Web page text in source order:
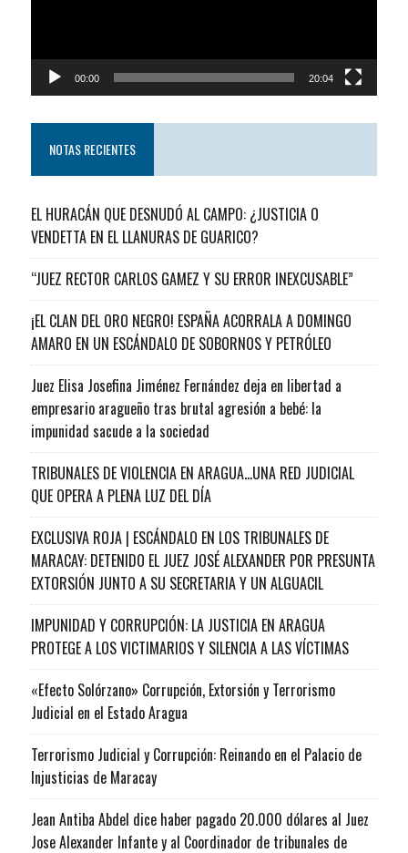
00:00 20:04
NOTAS RECIENTES
EL HURACÁN QUE DESNUDÓ AL CAMPO: ¿JUSTICIA O
VENDETTA EN EL LLANURAS DE GUARICO?
“JUEZ RECTOR CARLOS GAMEZ Y SU ERROR INEXCUSABLE”
¡EL CLAN DEL ORO NEGRO! ESPAÑA ACORRALA A DOMINGO
AMARO EN UN ESCÁNDALO DE SOBORNOS Y PETRÓLEO
Juez Elisa Josefina Jiménez Fernández deja en libertad a
empresario aragueño tras brutal agresión a bebé: la
impunidad sacude a la sociedad
TRIBUNALES DE VIOLENCIA EN ARAGUA…UNA RED JUDICIAL
QUE OPERA A PLENA LUZ DEL DÍA
EXCLUSIVA ROJA | ESCÁNDALO EN LOS TRIBUNALES DE
MARACAY: DETENIDO EL JUEZ JOSÉ ALEXANDER POR PRESUNTA
EXTORSIÓN JUNTO A SU SECRETARIA Y UN ALGUACIL
IMPUNIDAD Y CORRUPCIÓN: LA JUSTICIA EN ARAGUA
PROTEGE A LOS VICTIMARIOS Y SILENCIA A LAS VÍCTIMAS
«Efecto Solórzano» Corrupción, Extorsión y Terrorismo
Judicial en el Estado Aragua
Terrorismo Judicial y Corrupción: Reinando en el Palacio de
Injusticias de Maracay
Jean Antiba Abdel dice haber pagado 20.000 dólares al Juez
Jose Alexander Infante y al Coordinador de tribunales de